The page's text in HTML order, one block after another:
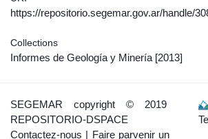
https://repositorio.segemar.gov.ar/handle/
Collections
Informes de Geología y Minería [2013]
SEGEMAR copyright © 2019
REPOSITORIO-DSPACE
Contactez-nous | Faire parvenir un